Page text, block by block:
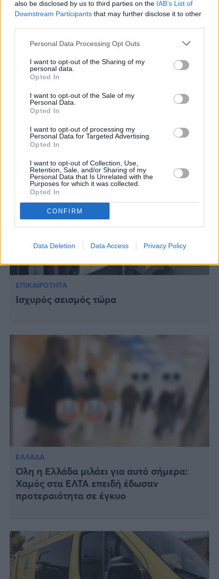
also be disclosed by us to third parties on the IAB’s List of
Downstream Participants that may further disclose it to other
Personal Data Processing Opt Outs
I want to opt-out of the Sharing of my
personal data.
Opted In
I want to opt-out of the Sale of my
Personal Data.
Opted In
I want to opt-out of processing my
Personal Data for Targeted Advertising.
Opted In
I want to opt-out of Collection, Use,
Retention, Sale, and/or Sharing of my
Personal Data that Is Unrelated with the
Purposes for which it was collected.
Opted In
CONFIRM
Data Deletion Data Access Privacy Policy
ΕΠΙΚΑΙΡΟΤΗΤΑ
ΕΚΤΑΚΤΟ ΤΩΡΑ ΣΤΗ ΧΩΡΑ ΜΑΣ:
Πρόσκρουση αεροπλάνου
ΕΠΙΚΑΙΡΟΤΗΤΑ
Ισχυρός σεισμός τώρα
ΕΛΛΑΔΑ
Όλη η Ελλάδα μιλάει για αυτό σήμερα:
Χαμός στα ΕΛΤΑ επειδή έδωσαν
προτεραιότητα σε έγκυο